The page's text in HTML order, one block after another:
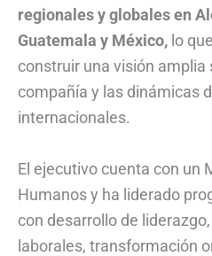
regionales y globales en
Guatemala y México, lo
construir una visión amplia
compañía y las dinámicas
internacionales.
El ejecutivo cuenta con un
Humanos y ha liderado
con desarrollo de
laborales, transformación